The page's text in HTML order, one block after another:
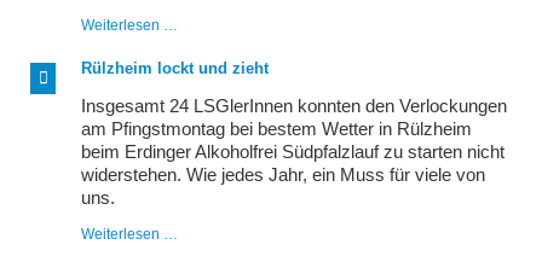
Weiterlesen …
beim
Rennsteiglauf
Rülzheim lockt und zieht
Insgesamt 24 LSGlerInnen konnten den Verlockungen
am Pfingstmontag bei bestem Wetter in Rülzheim
beim Erdinger Alkoholfrei Südpfalzlauf zu starten nicht
widerstehen. Wie jedes Jahr, ein Muss für viele von
uns.
Weiterlesen …